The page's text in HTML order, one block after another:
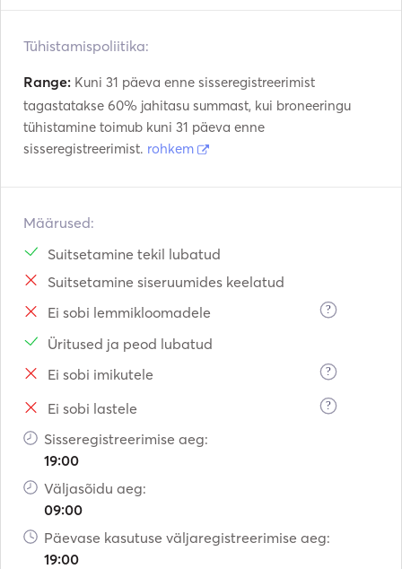
Autopiloot
Kalaotsija / Sonar
Automaatne tulekustutu
ssüsteem
Tühistamispoliitika:
Range: Kuni 31 päeva enne sisseregistreerimist
tagastatakse 60% jahitasu summast, kui broneeringu
tühistamine toimub kuni 31 päeva enne
sisseregistreerimist. rohkem
Määrused:
Suitsetamine tekil lubatud
Suitsetamine siseruumides keelatud
Ei sobi lemmikloomadele
?
Üritused ja peod lubatud
Ei sobi imikutele
?
Ei sobi lastele ?
Sisseregistreerimise aeg:
19:00
Väljasõidu aeg:
09:00
Päevase kasutuse väljaregistreerimise aeg:
19:00